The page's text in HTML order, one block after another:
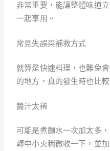
非常重要，能讓整體味道
一起享用。
常見失誤與補救方式
就算是快速料理，也難免
的地方，真的發生時也比較
醬汁太稀
可能是煮麵水一次加太多
轉中小火稍微收一下，並